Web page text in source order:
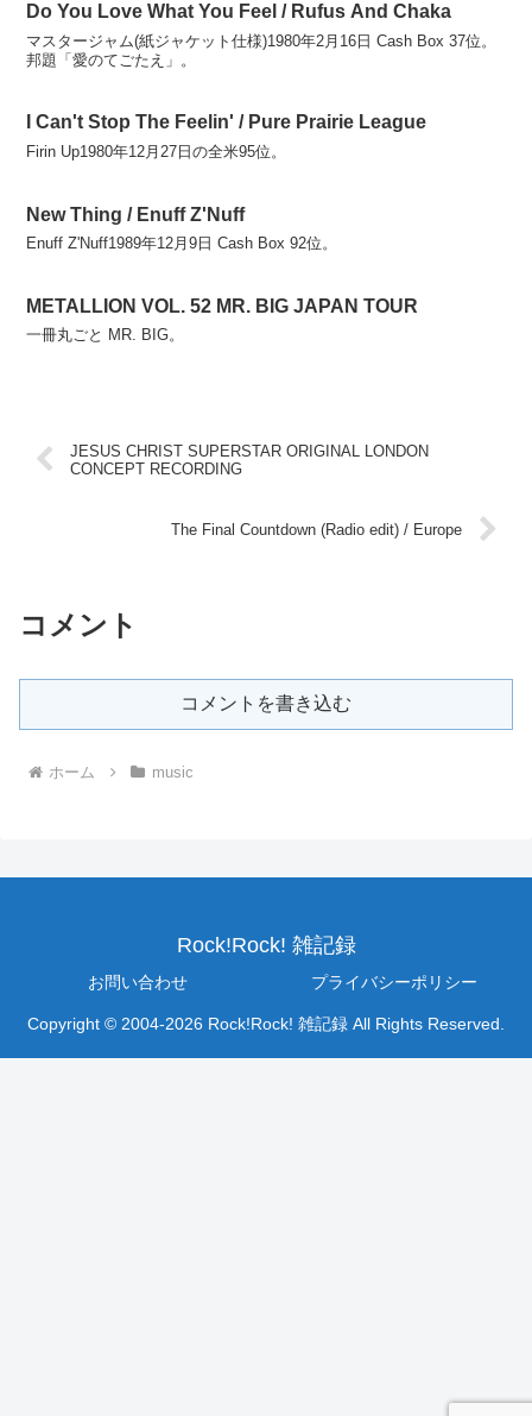
Do You Love What You Feel / Rufus And Chaka
マスタージャム(紙ジャケット仕様)1980年2月16日 Cash Box 37位。
邦題「愛のてごたえ」。
I Can't Stop The Feelin' / Pure Prairie League
Firin Up1980年12月27日の全米95位。
New Thing / Enuff Z'Nuff
Enuff Z'Nuff1989年12月9日 Cash Box 92位。
METALLION VOL. 52 MR. BIG JAPAN TOUR
一冊丸ごと MR. BIG。
JESUS CHRIST SUPERSTAR ORIGINAL LONDON
CONCEPT RECORDING
The Final Countdown (Radio edit) / Europe
コメント
コメントを書き込む
ホーム music
Rock!Rock! 雑記録
お問い合わせ プライバシーポリシー
Copyright © 2004-2026 Rock!Rock! 雑記録 All Rights Reserved.